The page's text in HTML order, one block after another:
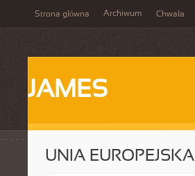
Strona główna Archiwum Chwała
JAMES
UNIA EUROPEJSKA